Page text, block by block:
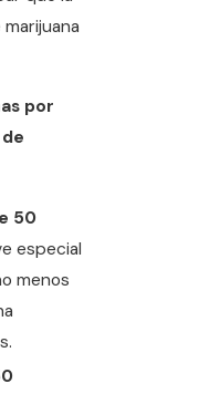
por
50
especial
menos